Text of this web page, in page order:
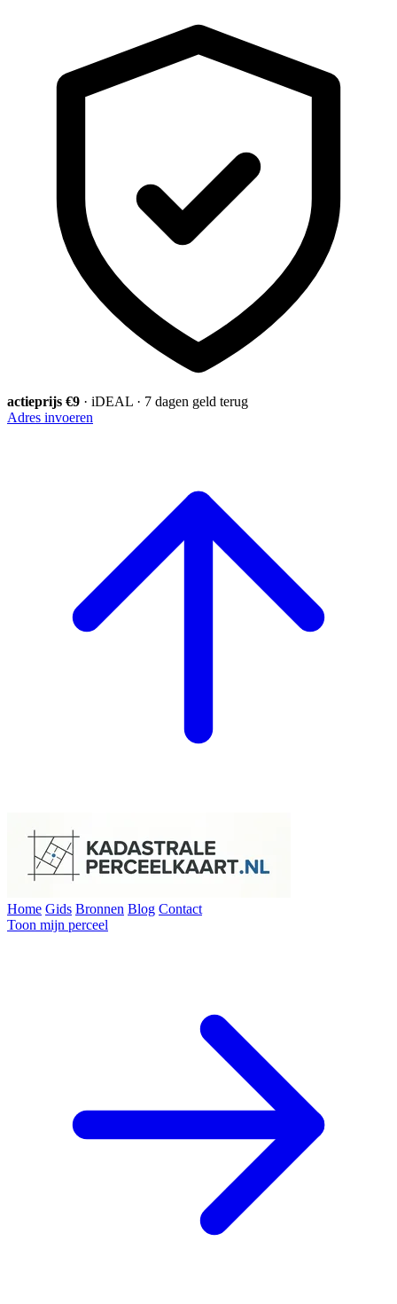
actieprijs €9 · iDEAL · 7 dagen geld terug
Adres invoeren
Home Gids Bronnen Blog Contact
Toon mijn perceel